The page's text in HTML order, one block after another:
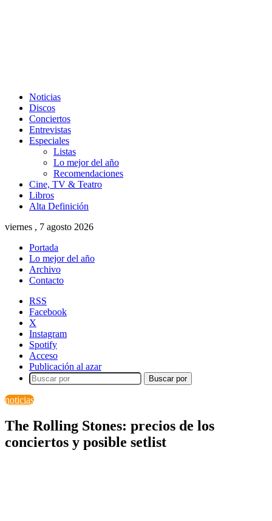
Noticias
Discos
Conciertos
Entrevistas
Especiales
Listas
Lo mejor del año
Recomendaciones
Cine, TV & Teatro
Libros
Alta Definición
viernes , 7 agosto 2026
Portada
Lo mejor del año
Archivo
Contacto
RSS
Facebook
X
Instagram
Spotify
Acceso
Publicación al azar
Buscar por
noticias
The Rolling Stones: precios de los
conciertos y posible setlist